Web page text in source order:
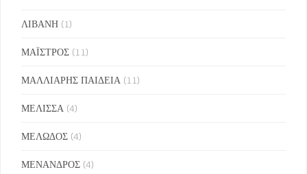
ΛΙΒΑΝΗ (1)
ΜΑΪΣΤΡΟΣ (11)
ΜΑΛΛΙΑΡΗΣ ΠΑΙΔΕΙΑ (11)
ΜΕΛΙΣΣΑ (4)
ΜΕΛΩΔΟΣ (4)
ΜΕΝΑΝΔΡΟΣ (4)